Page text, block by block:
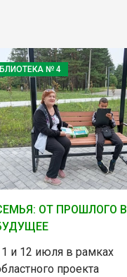
№ 4
ОТ ПРОШЛОГО В
и 12 июля в рамках
проекта